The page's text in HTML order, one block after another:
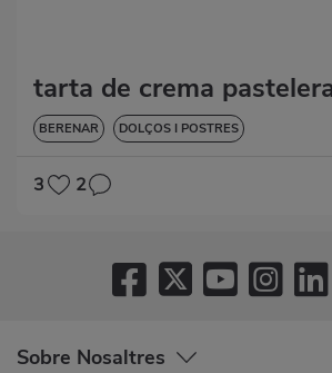
tarta de crema
BERENAR DOLÇOS I POSTRES
3 2
Sobre Nosaltres